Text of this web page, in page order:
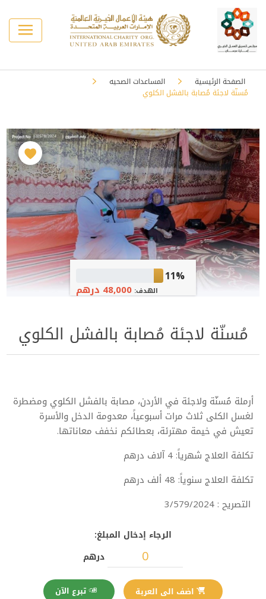
الصفحة الرئيسية
المساعدات الصحيه
مُسنّة لاجئة مُصابة بالفشل الكلوي
11%
الهدف:48,000 درهم
مُسنّة لاجئة مُصابة بالفشل الكلوي
أرملة مُسنّة ولاجئة في الأردن، مصابة بالفشل الكلوي ومضطرة
لغسل الكلى ثلاث مرات أسبوعياً، معدومة الدخل والأسرة
تعيش في خيمة مهترئة، بعطائكم نخفف معاناتها.
تكلفة العلاج شهرياً: 4 آلاف درهم
تكلفة العلاج سنوياً: 48 ألف درهم
التصريح : 3/579/2024
الرجاء إدخال المبلغ:
درهم